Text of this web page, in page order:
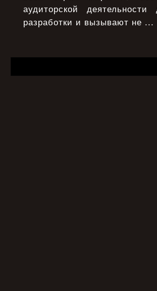
аудиторской
разработки и вызывают не ...